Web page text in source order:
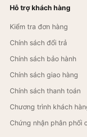
Hỗ trợ khách hàng
Kiểm tra đơn hàng
Chính sách đổi trả
Chính sách bảo hành
Chính sách giao hàng
Chính sách thanh toán
Chương trình khách
Chứng nhận phân phối